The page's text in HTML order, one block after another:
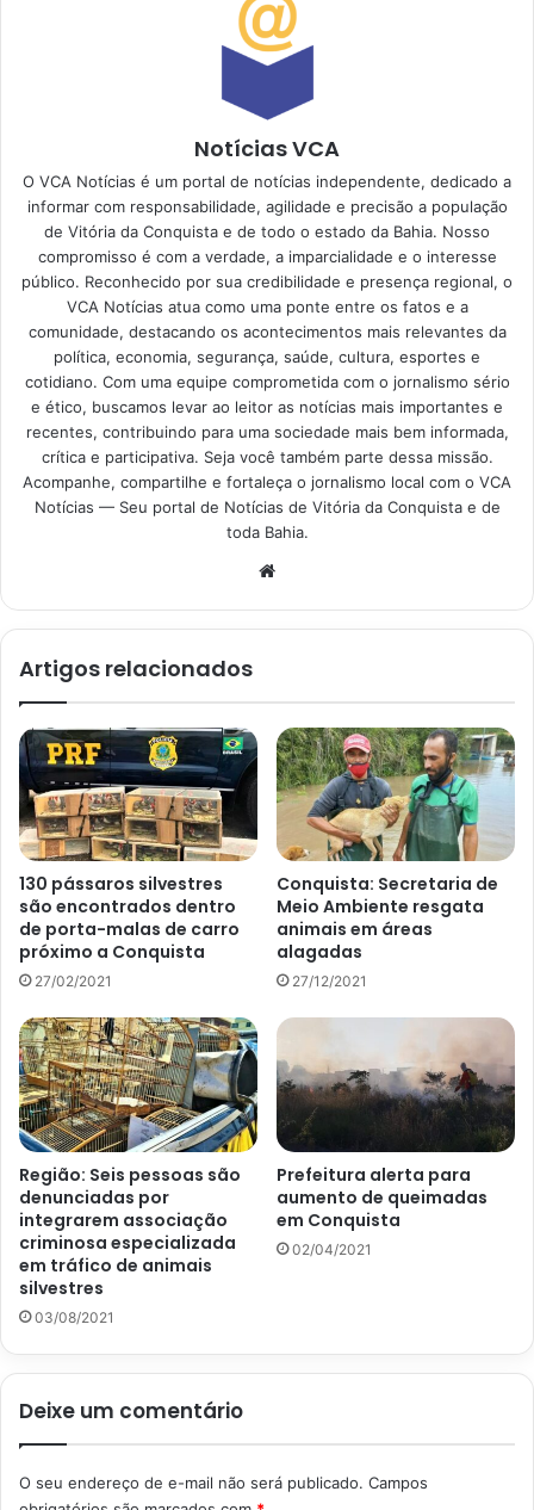
Notícias VCA
O VCA Notícias é um portal de notícias independente, dedicado a
informar com responsabilidade, agilidade e precisão a população
de Vitória da Conquista e de todo o estado da Bahia. Nosso
compromisso é com a verdade, a imparcialidade e o interesse
público. Reconhecido por sua credibilidade e presença regional, o
VCA Notícias atua como uma ponte entre os fatos e a
comunidade, destacando os acontecimentos mais relevantes da
política, economia, segurança, saúde, cultura, esportes e
cotidiano. Com uma equipe comprometida com o jornalismo sério
e ético, buscamos levar ao leitor as notícias mais importantes e
recentes, contribuindo para uma sociedade mais bem informada,
crítica e participativa. Seja você também parte dessa missão.
Acompanhe, compartilhe e fortaleça o jornalismo local com o VCA
Notícias — Seu portal de Notícias de Vitória da Conquista e de
toda Bahia.
Artigos relacionados
130 pássaros silvestres
são encontrados dentro
de porta-malas de carro
próximo a Conquista
27/02/2021
Conquista: Secretaria de
Meio Ambiente resgata
animais em áreas
alagadas
27/12/2021
Região: Seis pessoas são
denunciadas por
integrarem associação
criminosa especializada
em tráfico de animais
silvestres
03/08/2021
Prefeitura alerta para
aumento de queimadas
em Conquista
02/04/2021
Deixe um comentário
O seu endereço de e-mail não será publicado. Campos